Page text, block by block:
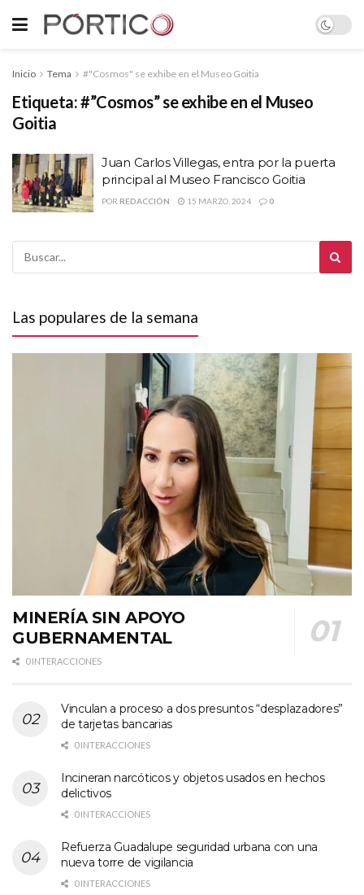
Inicio Tema #"Cosmos" se exhibe en el Museo Goitia
Etiqueta:#”Cosmos” se exhibe en el Museo
Goitia
Juan Carlos Villegas, entra por la puerta
principal al Museo Francisco Goitia
POR REDACCIÓN 15 MARZO, 2024 0
Las populares de la semana
MINERÍA SIN APOYO
GUBERNAMENTAL
0 INTERACCIONES
Vinculan a proceso a dos presuntos “desplazadores”
de tarjetas bancarias
0 INTERACCIONES
Incineran narcóticos y objetos usados en hechos
delictivos
0 INTERACCIONES
Refuerza Guadalupe seguridad urbana con una
nueva torre de vigilancia
0 INTERACCIONES